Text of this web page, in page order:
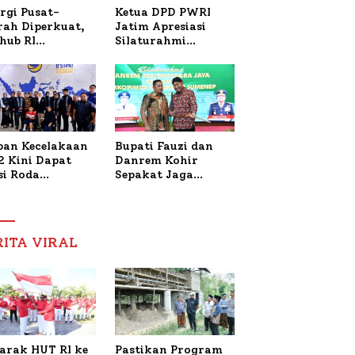
Pusat-
Diperkuat,
RI
Bahas
KM
Sentosa II
Ketua DPD PWRI
Jatim Apresiasi
Silaturahmi
dan PWRI, Sebut
Kemitraan Ideal
Polri-Pers
Kecelakaan
Kini Dapat
Roda
Nabil
Bupati Fauzi dan
Danrem Kohir
Sepakat Jaga
VIRAL
HUT RI ke
Pastikan Program